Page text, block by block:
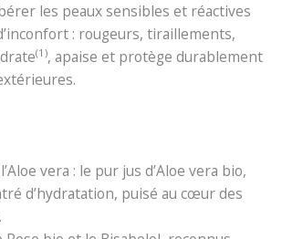
les peaux sensibles et réactives
: rougeurs, tiraillements,
(1), apaise et protège durablement
vera : le pur jus d’Aloe vera bio,
d’hydratation, puisé au cœur des